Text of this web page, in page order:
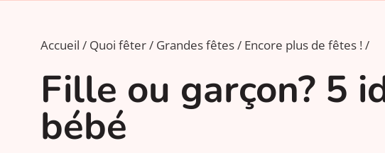
Accueil Quoi fêter Grandes fêtes Encore plus de fêtes !
Fille ou garçon? 5
bébé